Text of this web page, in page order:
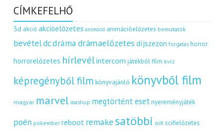
CÍMKEFELHŐ
3d akció akcióelőzetes animáció animációelőzetes bemutatók
bevételdcdráma drámaelőzetes díjszezon forgatás horror
horrorelőzetes hírlevélintercom játékból film kvíz
képregényből film könyvajánló könyvből film
magyar marvel mashup megtörtént eset nyereményjáték
poén pókember reboot remakesatöbbi scifi scifielőzetes